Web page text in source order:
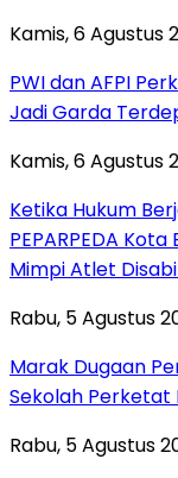
Kamis, 6 Agustus
PWI dan AFPI
Jadi Garda
Kamis, 6 Agustus
Ketika Hukum
PEPARPEDA
Mimpi Atlet
Rabu, 5 Agustus
‎Marak Dugaan
Sekolah Perketat
Rabu, 5 Agustus